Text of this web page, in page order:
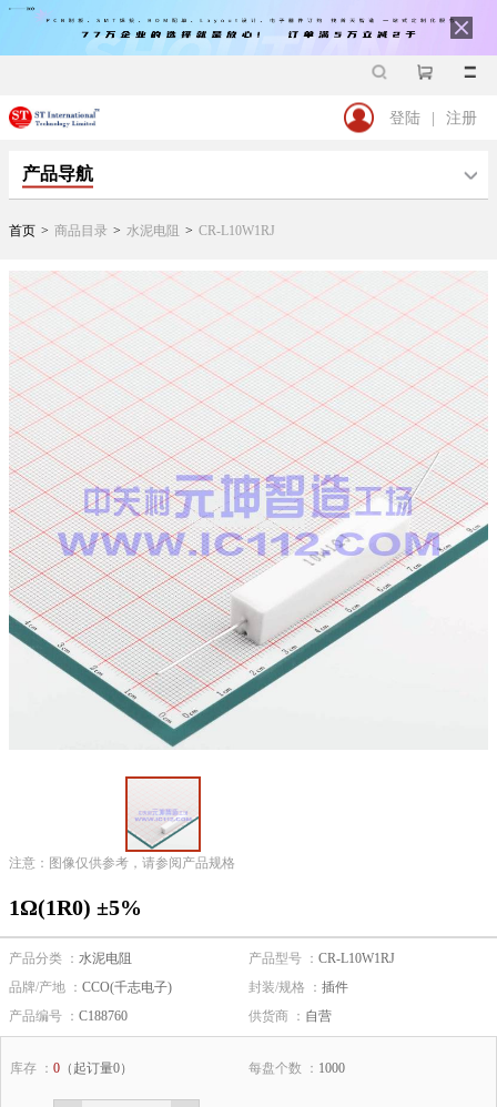
登陆 | 注册
产品导航
首页 > 商品目录 > 水泥电阻 > CR-L10W1RJ
注意：图像仅供参考，请参阅产品规格
1Ω(1R0) ±5%
产品分类 ： 水泥电阻 产品型号 ： CR-L10W1RJ
品牌/产地 ： CCO(千志电子) 封装/规格 ： 插件
产品编号 ： C188760 供货商 ： 自营
库存 ： 0 （起订量0） 每盘个数 ： 1000